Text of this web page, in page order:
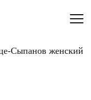
Сыпанов женский